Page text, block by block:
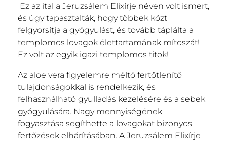
Ez az ital a Jeruzsálem Elixírje néven volt ismert,
és úgy tapasztalták, hogy többek közt
felgyorsítja a gyógyulást, és tovább táplálta a
templomos lovagok élettartamának mítoszát!
Ez volt az egyik igazi templomos titok!
Az aloe vera figyelemre méltó fertőtlenítő
tulajdonságokkal is rendelkezik, és
felhasználható gyulladás kezelésére és a sebek
gyógyulására. Nagy mennyiségének
fogyasztása segíthette a lovagokat bizonyos
fertőzések elhárításában. A Jeruzsálem Elixírje